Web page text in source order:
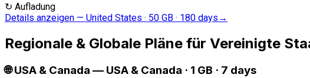
↻ Aufladung
Details anzeigen — United States · 50 GB · 180 days →
Regionale & Globale Pläne für Vereinigte
🌐 USA & Canada — USA & Canada · 1 GB · 7 days